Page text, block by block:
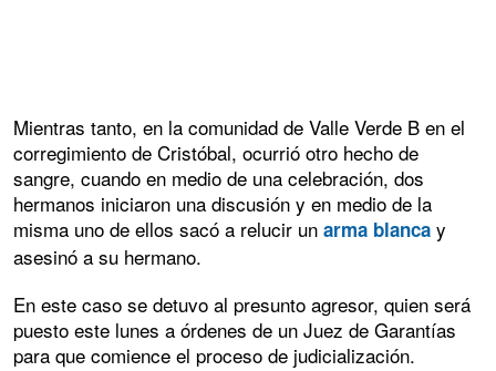
Mientras tanto, en la comunidad de Valle Verde B en el
corregimiento de Cristóbal, ocurrió otro hecho de
sangre, cuando en medio de una celebración, dos
hermanos iniciaron una discusión y en medio de la
misma uno de ellos sacó a relucir un arma blanca y
asesinó a su hermano.
En este caso se detuvo al presunto agresor, quien será
puesto este lunes a órdenes de un Juez de Garantías
para que comience el proceso de judicialización.